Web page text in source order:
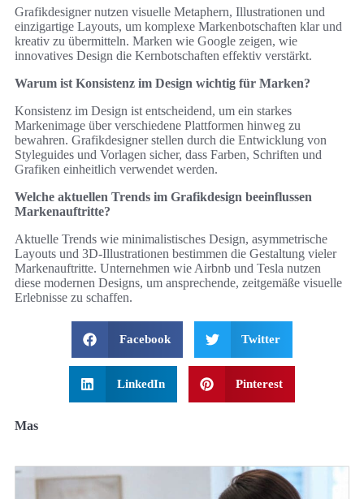
Grafikdesigner nutzen visuelle Metaphern, Illustrationen und
einzigartige Layouts, um komplexe Markenbotschaften klar und
kreativ zu übermitteln. Marken wie Google zeigen, wie
innovatives Design die Kernbotschaften effektiv verstärkt.
Warum ist Konsistenz im Design wichtig für Marken?
Konsistenz im Design ist entscheidend, um ein starkes
Markenimage über verschiedene Plattformen hinweg zu
bewahren. Grafikdesigner stellen durch die Entwicklung von
Styleguides und Vorlagen sicher, dass Farben, Schriften und
Grafiken einheitlich verwendet werden.
Welche aktuellen Trends im Grafikdesign beeinflussen
Markenauftritte?
Aktuelle Trends wie minimalistisches Design, asymmetrische
Layouts und 3D-Illustrationen bestimmen die Gestaltung vieler
Markenauftritte. Unternehmen wie Airbnb und Tesla nutzen
diese modernen Designs, um ansprechende, zeitgemäße visuelle
Erlebnisse zu schaffen.
Facebook Twitter
LinkedIn Pinterest
Mas